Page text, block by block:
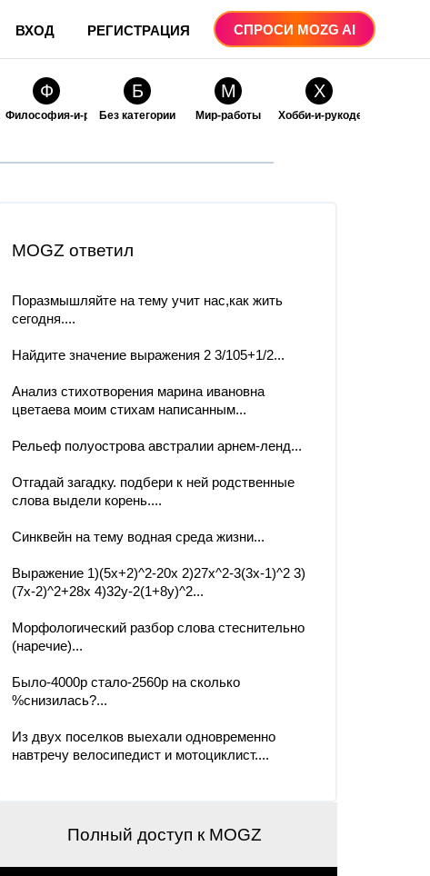
ВХОД РЕГИСТРАЦИЯ СПРОСИ MOZG AI
Ф
Философия-и-религия
Б
Без категории
М
Мир-работы
Х
Хобби-и-рукоделие
MOGZ ответил
Поразмышляйте на тему учит нас,как жить
сегодня....
Найдите значение выражения 2 3/105+1/2...
Анализ стихотворения марина ивановна
цветаева моим стихам написанным...
Рельеф полуострова австралии арнем-ленд...
Отгадай загадку. подбери к ней родственные
слова выдели корень....
Синквейн на тему водная среда жизни...
Выражение 1)(5x+2)^2-20x 2)27x^2-3(3x-1)^2 3)
(7x-2)^2+28x 4)32y-2(1+8y)^2...
Морфологический разбор слова стеснительно
(наречие)...
Было-4000р стало-2560р на сколько
%снизилась?...
Из двух поселков выехали одновременно
навтречу велосипедист и мотоциклист....
Полный доступ к MOGZ